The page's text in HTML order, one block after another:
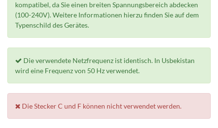
kompatibel, da Sie einen breiten Spannungsbereich abdecken
(100-240V). Weitere Informationen hierzu finden Sie auf dem
Typenschild des Gerätes.
Die verwendete Netzfrequenz ist identisch. In Usbekistan
wird eine Frequenz von 50 Hz verwendet.
Die Stecker C und F können nicht verwendet werden.